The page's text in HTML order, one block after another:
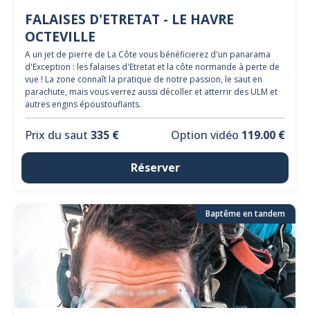
FALAISES D'ETRETAT - LE HAVRE
OCTEVILLE
A un jet de pierre de La Côte vous bénéficierez d'un panarama
d'Exception : les falaises d'Etretat et la côte normande à perte de
vue ! La zone connaît la pratique de notre passion, le saut en
parachute, mais vous verrez aussi décoller et atterrir des ULM et
autres engins époustouflants.
Prix du saut 335 € Option vidéo 119.00 €
Réserver
Baptême en tandem